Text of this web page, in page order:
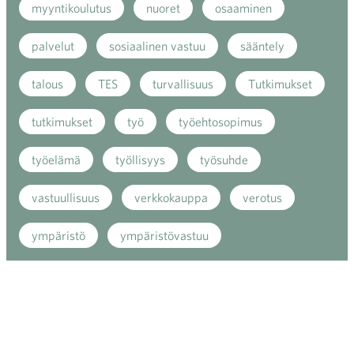
myyntikoulutus nuoret osaaminen
palvelut sosiaalinen vastuu sääntely
talous TES turvallisuus Tutkimukset
tutkimukset työ työehtosopimus
työelämä työllisyys työsuhde
vastuullisuus verkkokauppa verotus
ympäristö ympäristövastuu